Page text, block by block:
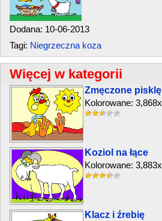
Dodana: 10-06-2013
Tagi: Niegrzeczna koza
Więcej w kategorii
Zmęczone pisklę
Kolorowane: 3,868x
Koziol na łące
Kolorowane: 3,883x
Klacz i źrebię